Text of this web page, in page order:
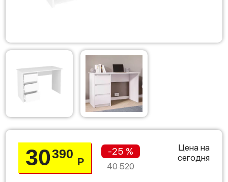
30390
Р
-25 %
40 520
Цена на
сегодня